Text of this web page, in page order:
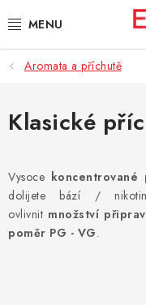
na
3D TISK
TIPY ZA DOBROU
BÁZE
E-LIQUIDY
Aromata a příchutě
Klasické
Vysoce koncentrované
dolijete bází /
ovlivnit množství
poměr PG - VG.